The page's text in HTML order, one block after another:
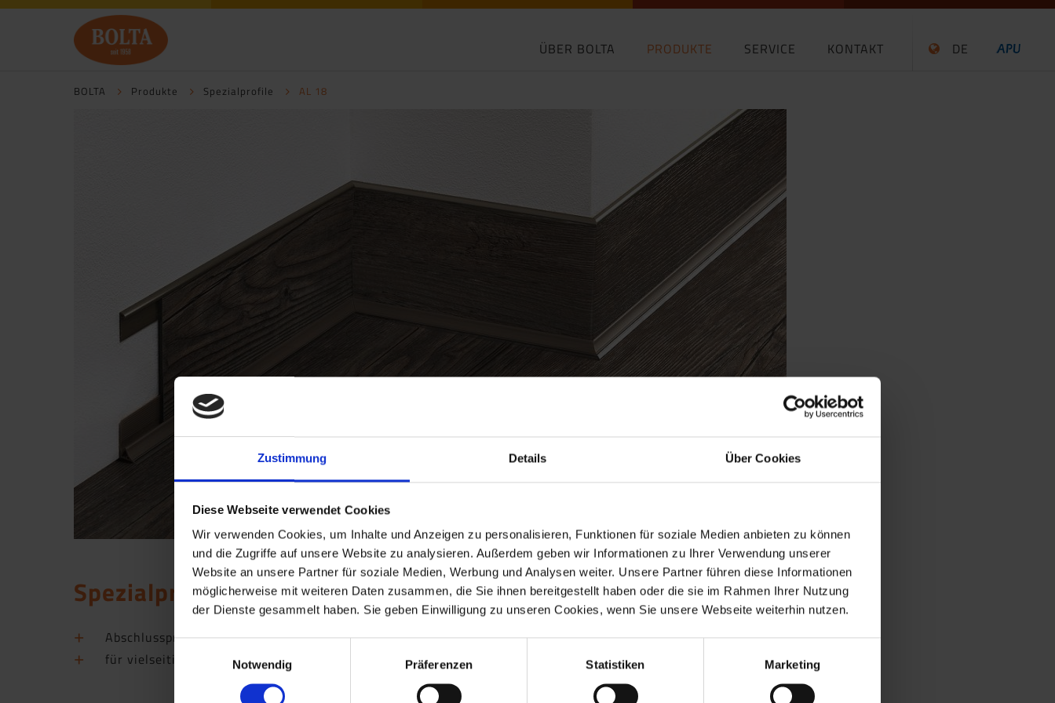
Zustimmung Details Über Cookies
Diese Webseite verwendet Cookies
Wir verwenden Cookies, um Inhalte und Anzeigen zu personalisieren, Funktionen für soziale Medien anbieten zu können
und die Zugriffe auf unsere Website zu analysieren. Außerdem geben wir Informationen zu Ihrer Verwendung unserer
Website an unsere Partner für soziale Medien, Werbung und Analysen weiter. Unsere Partner führen diese Informationen
möglicherweise mit weiteren Daten zusammen, die Sie ihnen bereitgestellt haben oder die sie im Rahmen Ihrer Nutzung
der Dienste gesammelt haben. Sie geben Einwilligung zu unseren Cookies, wenn Sie unsere Webseite weiterhin nutzen.
Einwilligungsauswahl
Notwendig
Präferenzen Statistiken Marketing
ÜBER BOLTA PRODUKTE SERVICE KONTAKT DE
BOLTA Produkte Spezialprofile AL 18
Spezialprofil AL 18
Abschlussprofil aus Hart-PVC in 18 mm Bauhöhe
für vielseitigen Einsatz